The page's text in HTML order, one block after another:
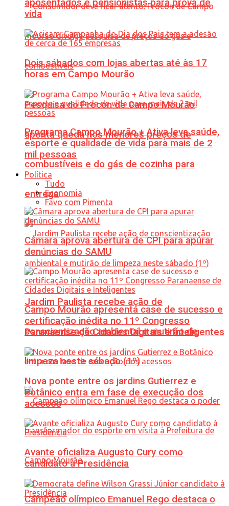
Pesquisa do Procon de Campo Mourão
aponta queda nos menores preços de
combustíveis e do gás de cozinha para
entrega
Jardim Paulista recebe ação de
conscientização ambiental e mutirão de
limpeza neste sábado (1º)
Campeão olímpico Emanuel Rego destaca o
aposentados e pensionistas para prova de
vida
Dois sábados com lojas abertas até às 17
horas em Campo Mourão
Programa Campo Mourão + Ativa leva saúde,
esporte e qualidade de vida para mais de 2
mil pessoas
Política
Tudo
Economia
Favo com Pimenta
Câmara aprova abertura de CPI para apurar
denúncias do SAMU
Campo Mourão apresenta case de sucesso e
certificação inédita no 11º Congresso
Paranaense de Cidades Digitais e Inteligentes
Nova ponte entre os jardins Gutierrez e
Botânico entra em fase de execução dos
acessos
Avante oficializa Augusto Cury como
candidato à Presidência